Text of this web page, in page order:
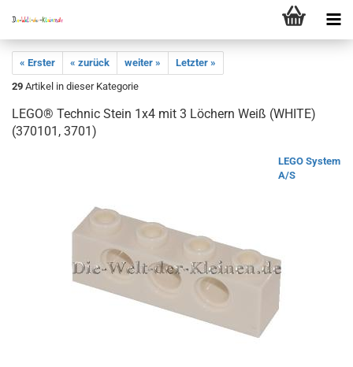
« Erster « zurück weiter »
Letzter »
29 Artikel in dieser Kategorie
LEGO® Technic Stein 1x4 mit 3 Löchern Weiß (WHITE)
(370101, 3701)
LEGO System
A/S